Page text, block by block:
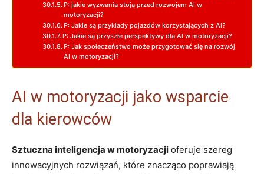
P: jakie wyzwania⁣ stoją przed rozwojem AI w
⁣motoryzacji?
P: Jakie są przykłady pojazdów korzystających ‌z AI?
P:‍ Jakie ‌są​ przyszłe perspektywy dla​ AI ⁣w motoryzacji?
P: Jak społeczeństwo może przygotować się⁣ na rozwój
AI ⁣w motoryzacji?
AI ‍w​ motoryzacji jako ​wsparcie
dla kierowców
Sztuczna inteligencja w motoryzacji oferuje ⁣szereg
innowacyjnych rozwiązań, które znacząco poprawiają